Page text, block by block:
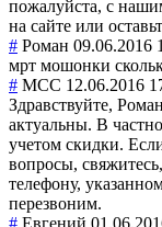
пожалуйста, с
на сайте или
# Роман 09.06.2016
мрт мошонки
# MCC 12.06.2016
Здравствуйте,
актуальны. В
учетом скидки.
вопросы,
телефону,
перезвоним.